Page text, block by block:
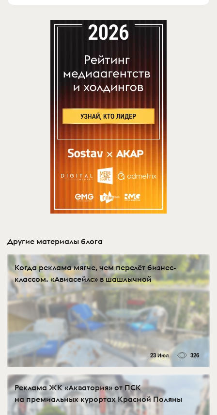
Другие материалы блога
Когда реклама мягче, чем перелёт бизнес-
классом. «Авиасейлс» в шашлычной
23 Июл 326
Реклама ЖК «Акватория» от ПСК
на премиальных курортах Красной Поляны